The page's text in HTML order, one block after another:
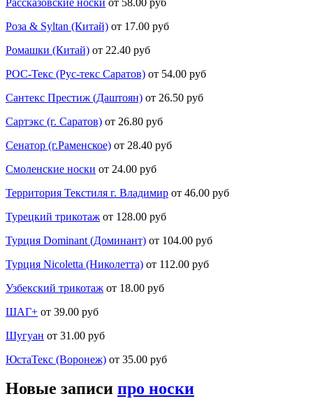
Роза & Syltan (Китай) от 17.00 руб
Ромашки (Китай) от 22.40 руб
РОС-Текс (Рус-текс Саратов) от 54.00 руб
Сантекс Престиж (Даштоян) от 26.50 руб
Сартэкс (г. Саратов) от 26.80 руб
Сенатор (г.Раменское) от 28.40 руб
Смоленские носки от 24.00 руб
Территория Текстиля г. Владимир от 46.00 руб
Турецкий трикотаж от 128.00 руб
Турция Dominant (Доминант) от 104.00 руб
Турция Nicoletta (Николетта) от 112.00 руб
Узбекский трикотаж от 18.00 руб
ШАГ+ от 39.00 руб
Шугуан от 31.00 руб
ЮстаТекс (Воронеж) от 35.00 руб
Новые записи про носки